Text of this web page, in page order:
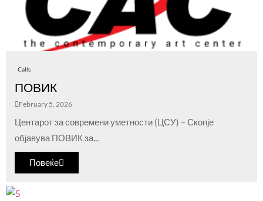
Calls
ПОВИК
February 5, 2026
Центарот за современи уметности (ЦСУ) – Скопје
објавува ПОВИК за...
Повеќе